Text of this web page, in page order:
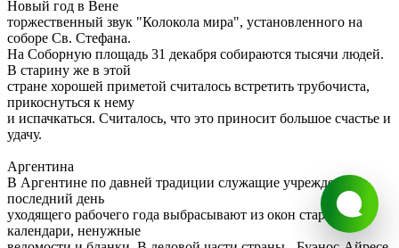
Новый год в Вене
торжественный звук "Колокола мира", установленного на
соборе Св. Стефана.
На Соборную площадь 31 декабря собираются тысячи людей.
В старину же в этой
стране хорошей приметой считалось встретить трубочиста,
прикоснуться к нему
и испачкаться. Считалось, что это приносит большое счастье и
удачу.
Аргентина
В Аргентине по давней традиции служащие учреждений в
последний день
уходящего рабочего года выбрасывают из окон старые
календари, ненужные